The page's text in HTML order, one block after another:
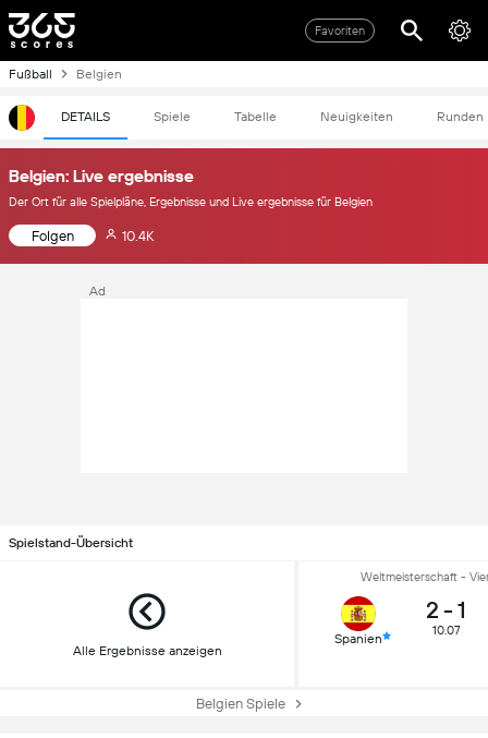
Favoriten
Fußball Belgien
DETAILS Spiele Tabelle Neuigkeiten Runden
Belgien: Live ergebnisse
Der Ort für alle Spielpläne, Ergebnisse und Live ergebnisse für Belgien
Folgen 10.4K
Ad
Spielstand-Übersicht
Alle Ergebnisse anzeigen
Weltmeisterschaft -
Spanien
2 - 1
10.07
Belgien Spiele